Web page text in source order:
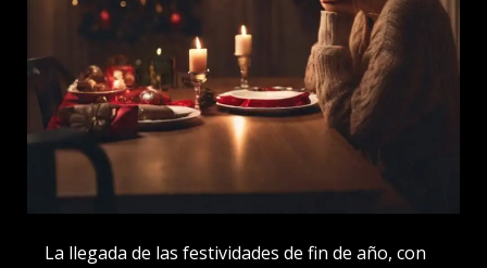
La llegada de las festividades de fin de año, con